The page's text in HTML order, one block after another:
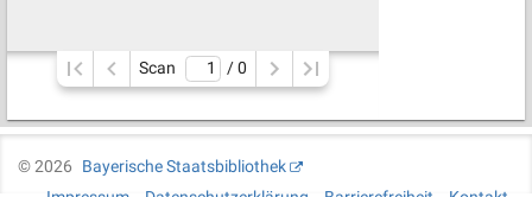
Scan / 0
©2026
Bayerische Staatsbibliothek